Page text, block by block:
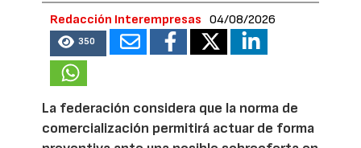
Redacción Interempresas 04/08/2026
350
La federación considera que la norma de
comercialización permitirá actuar de forma